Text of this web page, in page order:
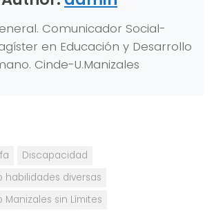
Comunicador Social-
en Educación y Desarrollo
Cinde-U.Manizales
Discapacidad
habilidades diversas
Manizales sin Límites